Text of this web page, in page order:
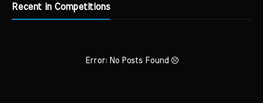
Recent in Competitions
Error: No Posts Found